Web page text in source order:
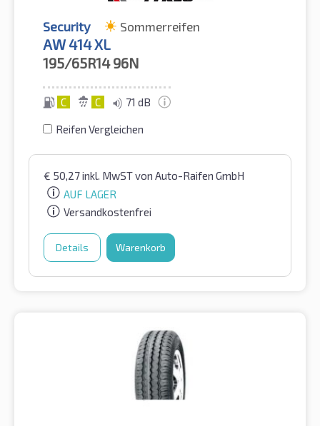
Security Sommerreifen
AW 414 XL
195/65R14 96N
C C 71 dB
Reifen Vergleichen
€ 50,27inkl. MwSTvon Auto-Raifen GmbH
AUF LAGER
Versandkostenfrei
Details Warenkorb